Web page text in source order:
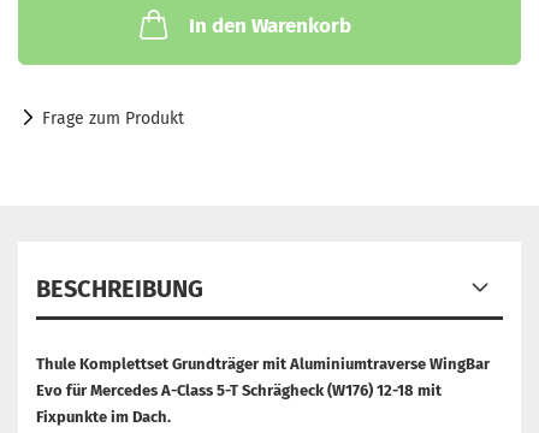
In den Warenkorb
Frage zum Produkt
BESCHREIBUNG
Thule Komplettset Grundträger mit Aluminiumtraverse WingBar
Evo fürMercedes A-Class 5-T Schrägheck (W176) 12-18 mit
Fixpunkte im Dach.